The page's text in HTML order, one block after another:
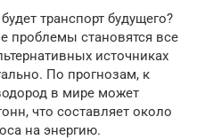
транспорт будущего?
проблемы становятся все
источниках
По прогнозам, к
в мире может
что составляет около
на энергию.